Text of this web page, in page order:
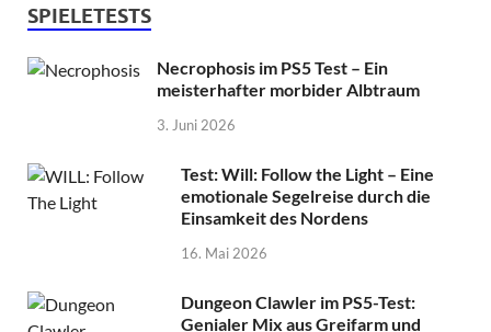
SPIELETESTS
Necrophosis im PS5 Test – Ein
meisterhafter morbider Albtraum
3. Juni 2026
Test: Will: Follow the Light – Eine
emotionale Segelreise durch die
Einsamkeit des Nordens
16. Mai 2026
Dungeon Clawler im PS5-Test:
Genialer Mix aus Greifarm und